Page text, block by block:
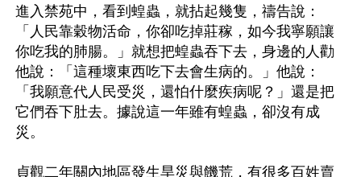
進入禁苑中，看到蝗蟲，就拈起幾隻，禱告說：
「人民靠穀物活命，你卻吃掉莊稼，如今我寧願讓
你吃我的肺腸。」就想把蝗蟲吞下去，身邊的人勸
他說：「這種壞東西吃下去會生病的。」他說：
「我願意代人民受災，還怕什麼疾病呢？」還是把
它們吞下肚去。據說這一年雖有蝗蟲，卻沒有成
災。
貞觀二年關內地區發生旱災與饑荒，有很多百姓賣